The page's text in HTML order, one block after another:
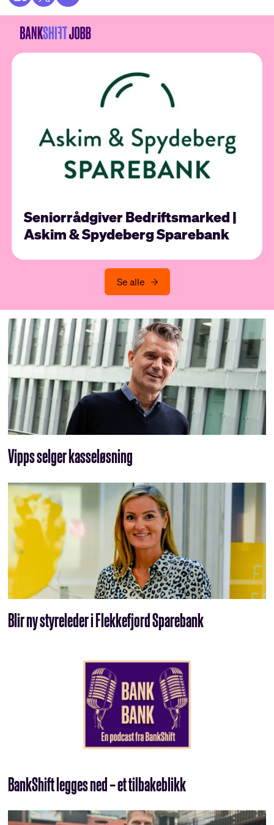
Seniorrådgiver Bedriftsmarked |
Askim & Spydeberg Sparebank
Se alle
Vipps selger kasseløsning
Blir ny styreleder i Flekkefjord Sparebank
BankShift legges ned – et tilbakeblikk